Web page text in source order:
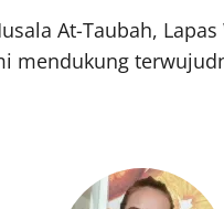
At-Taubah,
mendukung